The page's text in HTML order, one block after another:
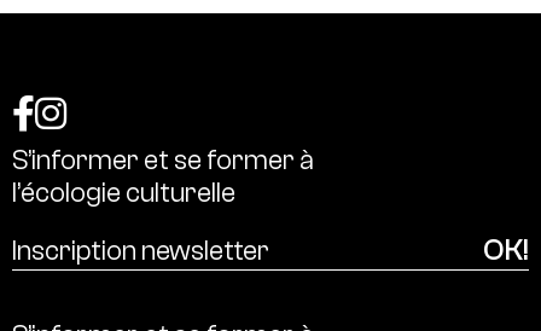
S’informer et se former à
l’écologie culturelle